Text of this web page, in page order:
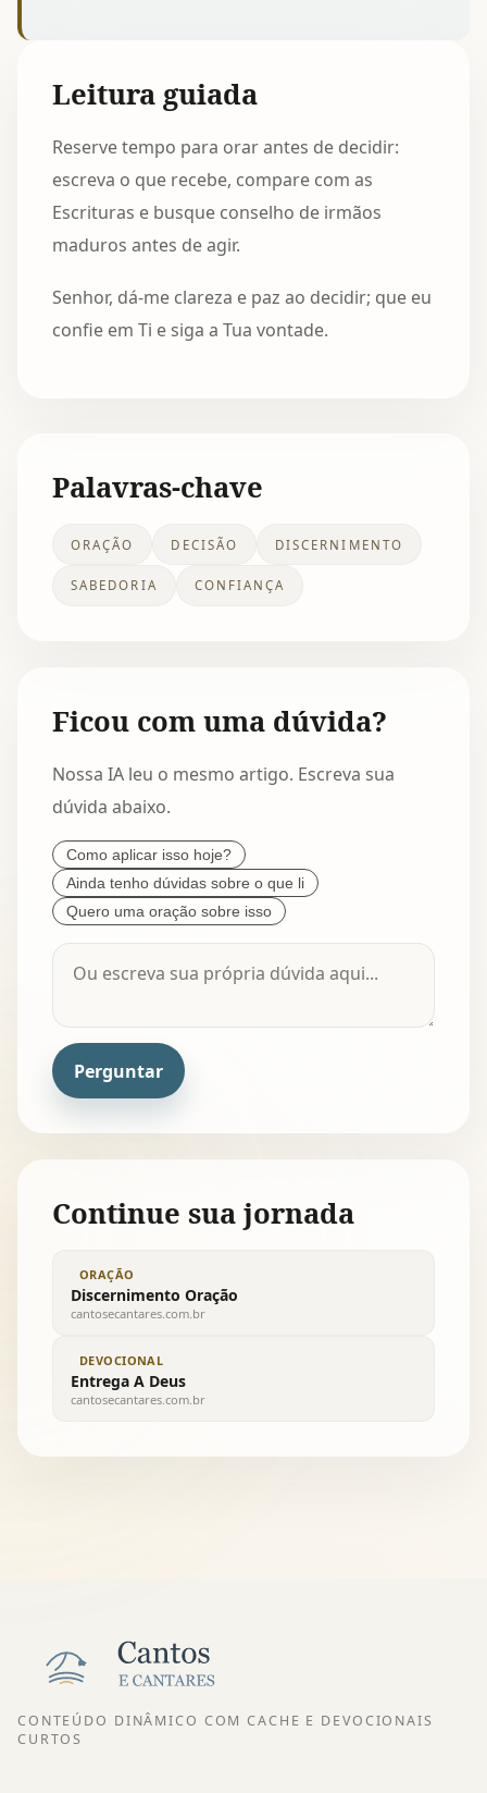
Leitura guiada
Reserve tempo para orar antes de decidir:
escreva o que recebe, compare com as
Escrituras e busque conselho de irmãos
maduros antes de agir.
Senhor, dá-me clareza e paz ao decidir; que eu
confie em Ti e siga a Tua vontade.
Palavras-chave
ORAÇÃO DECISÃO DISCERNIMENTO
SABEDORIA CONFIANÇA
Ficou com uma dúvida?
Nossa IA leu o mesmo artigo. Escreva sua
dúvida abaixo.
Como aplicar isso hoje?
Ainda tenho dúvidas sobre o que li
Quero uma oração sobre isso
Perguntar
Continue sua jornada
ORAÇÃO
Discernimento Oração
cantosecantares.com.br
DEVOCIONAL
Entrega A Deus
cantosecantares.com.br
CONTEÚDO DINÂMICO COM CACHE E DEVOCIONAIS
CURTOS